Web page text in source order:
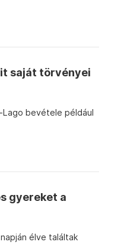
saját törvényei
bevétele például
gyereket a
élve találtak